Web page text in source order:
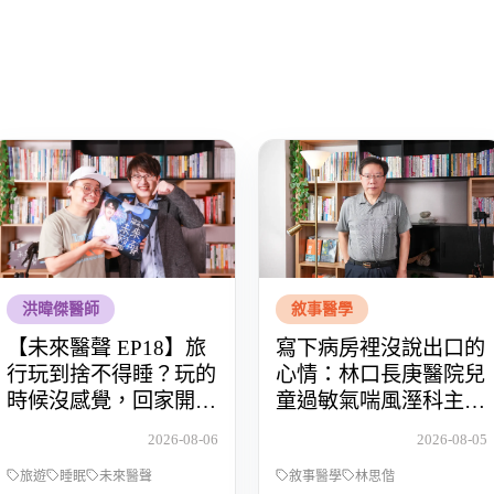
洪暐傑醫師
【未來醫聲 EP18】旅
行玩到捨不得睡？玩的
時候沒感覺，回家開始
2026-08-06
旅遊 睡眠 未來醫聲
敘事醫學
寫下病房裡沒說出口的
心情：林口長庚醫院兒
童過敏氣喘風溼科主治
2026-08-05
敘事醫學 林思偕